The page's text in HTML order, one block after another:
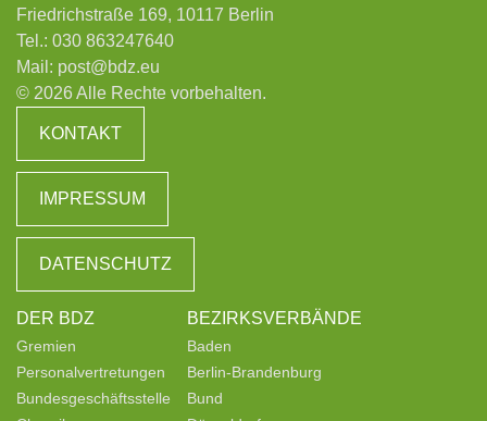
Friedrichstraße 169, 10117 Berlin
Tel.: 030 863247640
Mail: post@bdz.eu
© 2026 Alle Rechte vorbehalten.
KONTAKT
IMPRESSUM
DATENSCHUTZ
DER BDZ
Gremien
Personalvertretungen
Bundesgeschäftsstelle
BEZIRKSVERBÄNDE
Baden
Berlin-Brandenburg
Bund